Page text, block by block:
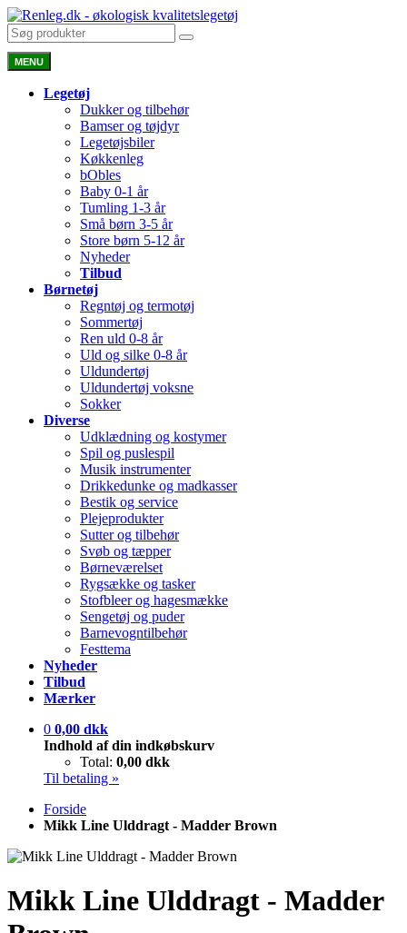
MENU
Legetøj
Dukker og tilbehør
Bamser og tøjdyr
Legetøjsbiler
Køkkenleg
bObles
Baby 0-1 år
Tumling 1-3 år
Små børn 3-5 år
Store børn 5-12 år
Nyheder
Tilbud
Børnetøj
Regntøj og termotøj
Sommertøj
Ren uld 0-8 år
Uld og silke 0-8 år
Uldundertøj
Uldundertøj voksne
Sokker
Diverse
Udklædning og kostymer
Spil og puslespil
Musik instrumenter
Drikkedunke og madkasser
Bestik og service
Plejeprodukter
Sutter og tilbehør
Svøb og tæpper
Børneværelset
Rygsække og tasker
Stofbleer og hagesmække
Sengetøj og puder
Barnevogntilbehør
Festtema
Nyheder
Tilbud
Mærker
0 0,00 dkk
Indhold af din indkøbskurv
Total: 0,00 dkk
Til betaling »
Forside
Mikk Line Ulddragt - Madder Brown
Mikk Line Ulddragt - Madder